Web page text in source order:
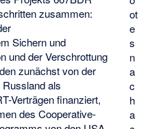
ot
e
s
n
a
c
h
a
zusammen:
Sichern und
und der Verschrottung
zunächst von der
als
Verträgen finanziert,
des Cooperative-